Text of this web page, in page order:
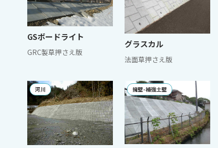
GSボードライト
GRC製草押さえ版
グラスカル
法面草押さえ版
河川 擁壁-補強土壁